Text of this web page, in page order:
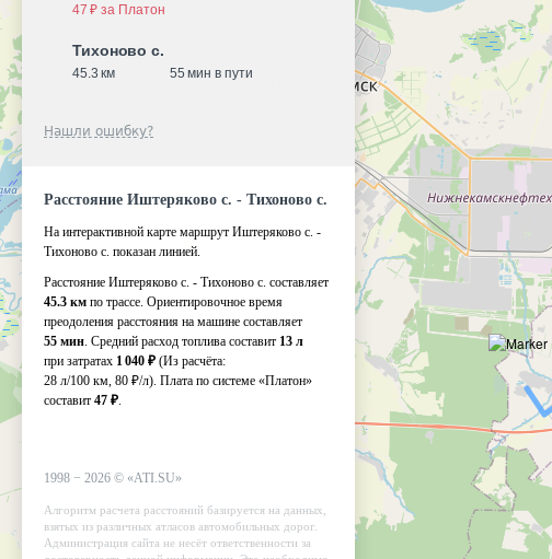
47 ₽ за Платон
Тихоново с.
45.3 км 55 мин в пути
Нашли ошибку?
Расстояние Иштеряково с. - Тихоново с.
На интерактивной карте маршрут Иштеряково с. -
Тихоново с. показан линией.
Расстояние Иштеряково с. - Тихоново с. составляет
45.3 км по трассе. Ориентировочное время
преодоления расстояния на машине составляет
55 мин. Средний расход топлива составит 13 л
при затратах 1 040 ₽ (Из расчёта:
28 л/100 км, 80 ₽/л). Плата по системе «Платон»
составит 47 ₽.
1998 − 2026 © «ATI.SU»
Алгоритм расчета расстояний базируется на данных,
взятых из различных атласов автомобильных дорог.
Администрация сайта не несёт ответственности за